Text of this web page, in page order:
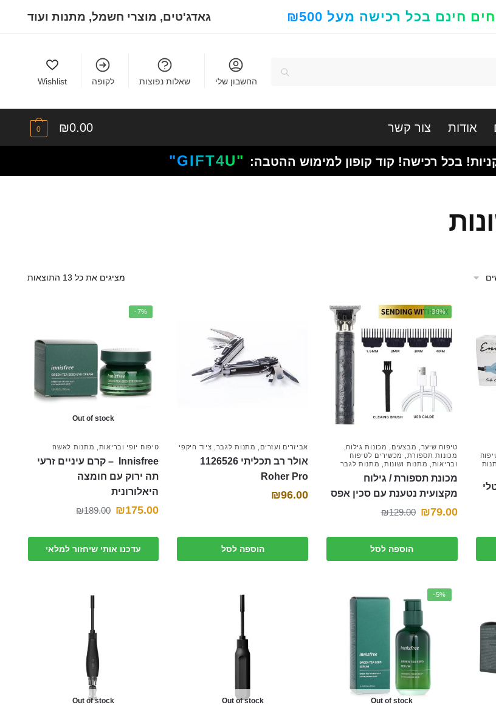
חינם בכל רכישה מעל ₪500 גאדג'טים, מוצרי חשמל, מתנות ועוד
חיפוש
החשבון שלי שאלות נפוצות לקופה Wishlist
אודות צור קשר ₪0.00
0
בכל רכישה! קוד קופון למימוש ההטבה: "GIFT4U"
מציגים את כל ⁦13⁩ התוצאות
-39%
טיפוח שיער מבצעים מכונות גילוח
מכונות תספורת
מכשירים לטיפוח
ובריאות
מתנות ושונות מתנות לגבר
מכונת תספורת / גילוח
מקצועית נטענת עם סכין אפס
₪129.00
המחיר
היה:
₪129.00.
₪79.00
המחיר
הוא:
₪79.00.
הוספה לסל
אביזרים ועזרים מתנות לגבר ציוד היקפי
‏אולר רב תכליתי 1126526
Roher Pro
₪96.00
הוספה לסל
-7%
Out of stock
טיפוח יופי ובריאות מתנות לאשה
Innisfree ‏ – קרם עיניים זרעי
תה ירוק עם חומצה
היאלורונית
₪189.00
המחיר
היה:
₪189.00.
₪175.00
המחיר
הוא:
₪175.00.
עדכנו אותי שיחזור למלאי
-5%
Out of stock
Out of stock
Out of stock